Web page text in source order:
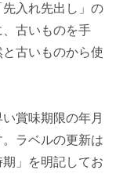
入れ先出し」の
古いものを手
古いものから使
賞味期限の年月
ラベルの更新は
」を明記してお